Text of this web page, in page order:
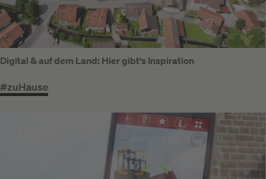
Digital & auf dem Land: Hier gibt‘s Inspiration
#zuHause